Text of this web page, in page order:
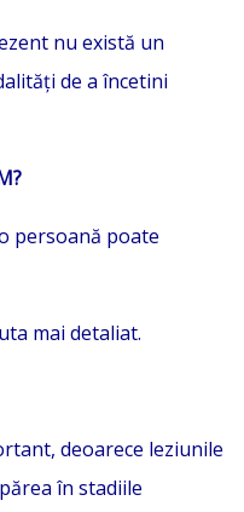
nu există un
de a încetini
persoană poate
mai detaliat.
deoarece leziunile
în stadiile